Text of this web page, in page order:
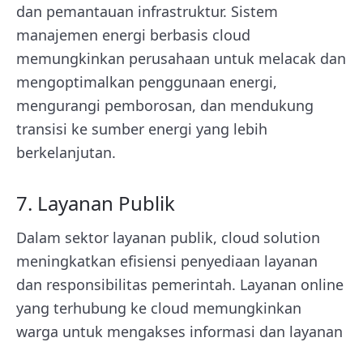
dan pemantauan infrastruktur. Sistem
manajemen energi berbasis cloud
memungkinkan perusahaan untuk melacak dan
mengoptimalkan penggunaan energi,
mengurangi pemborosan, dan mendukung
transisi ke sumber energi yang lebih
berkelanjutan.
7. Layanan Publik
Dalam sektor layanan publik, cloud solution
meningkatkan efisiensi penyediaan layanan
dan responsibilitas pemerintah. Layanan online
yang terhubung ke cloud memungkinkan
warga untuk mengakses informasi dan layanan